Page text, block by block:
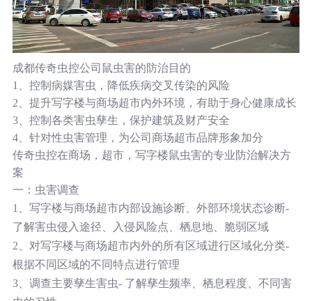
成都传奇虫控公司鼠虫害的防治目的
1、控制病媒害虫，降低疾病交叉传染的风险
2、提升写字楼与商场超市内外环境，有助于身心健康成长
3、控制各类害虫孳生，保护建筑及财产安全
4、针对性虫害管理，为公司商场超市品牌形象加分
传奇虫控在商场，超市，写字楼鼠虫害的专业防治解决方
案
一：虫害调查
1、写字楼与商场超市内部设施诊断、外部环境状态诊断-
了解害虫侵入途径、入侵风险点、栖息地、脆弱区域
2、对写字楼与商场超市内外的所有区域进行区域化分类-
根据不同区域的不同特点进行管理
3、调查主要孳生害虫- 了解孳生频率、栖息程度、不同害